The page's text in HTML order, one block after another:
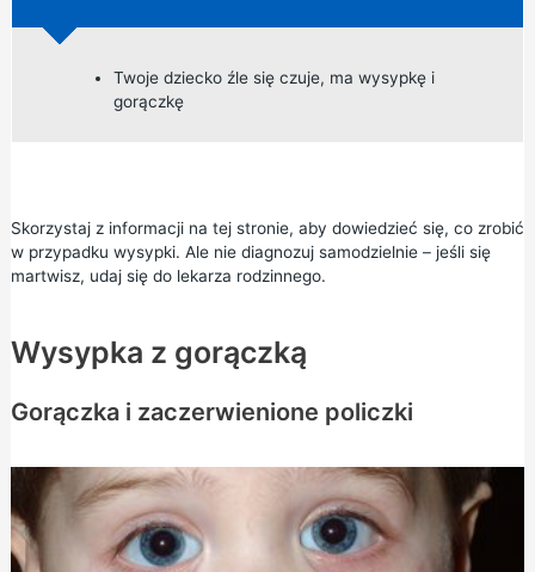
Twoje dziecko źle się czuje, ma wysypkę i
gorączkę
Skorzystaj z informacji na tej stronie, aby dowiedzieć się, co zrobić
w przypadku wysypki. Ale nie diagnozuj samodzielnie – jeśli się
martwisz, udaj się do lekarza rodzinnego.
Wysypka z gorączką
Gorączka i zaczerwienione policzki